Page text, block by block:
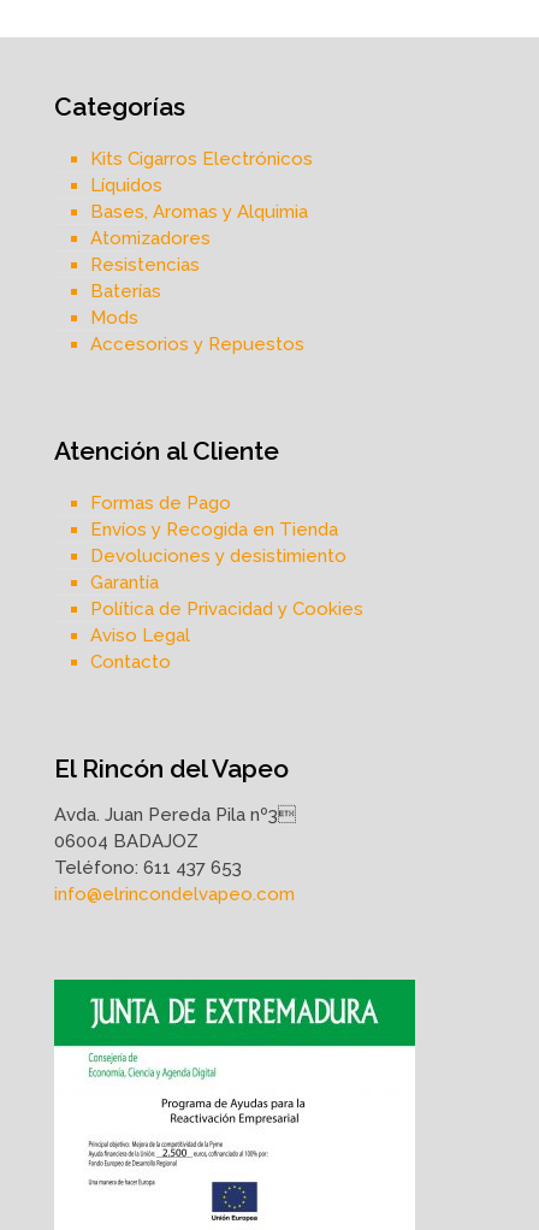
Categorías
Kits Cigarros Electrónicos
Líquidos
Bases, Aromas y Alquimia
Atomizadores
Resistencias
Baterías
Mods
Accesorios y Repuestos
Atención al Cliente
Formas de Pago
Envíos y Recogida en Tienda
Devoluciones y desistimiento
Garantía
Política de Privacidad y Cookies
Aviso Legal
Contacto
El Rincón del Vapeo
Avda. Juan Pereda Pila nº3
06004 BADAJOZ
Teléfono: 611 437 653
info@elrincondelvapeo.com